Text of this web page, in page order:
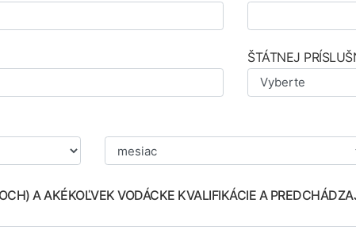
ŠTÁTNEJ
A AKÉKOĽVEK VODÁCKE KVALIFIKÁCIE A